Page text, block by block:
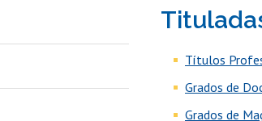
Títulos
Grados de
Grados de